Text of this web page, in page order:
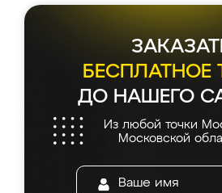
БЕСПЛАТНОЕ
ДО НАШЕГО
Из любой точки
Московской